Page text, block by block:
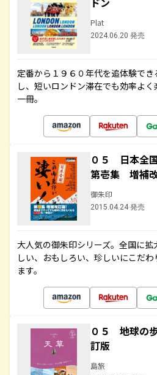
Plat
2024.06.20 発売
定番から１９６０年代を追体験で
し、短いロンドン滞在でも効率よ
一冊。
０５ 日本全
第壱集 増補
御朱印
2015.04.24 発売
大人気の御朱印シリーズ。全国に
しい、おもしろい、珍しいにこだ
ます。
０５ 地球の
訂版
島旅